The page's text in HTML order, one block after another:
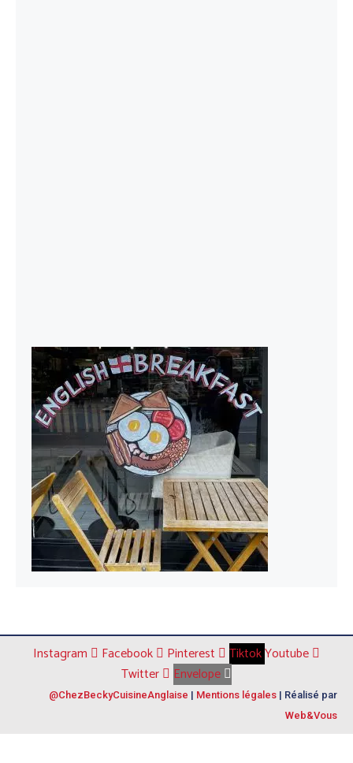
Instagram Facebook Pinterest TiktokYoutube
Twitter
Envelope
@ChezBeckyCuisineAnglaise | Mentions légales | Réalisé par
Web&Vous